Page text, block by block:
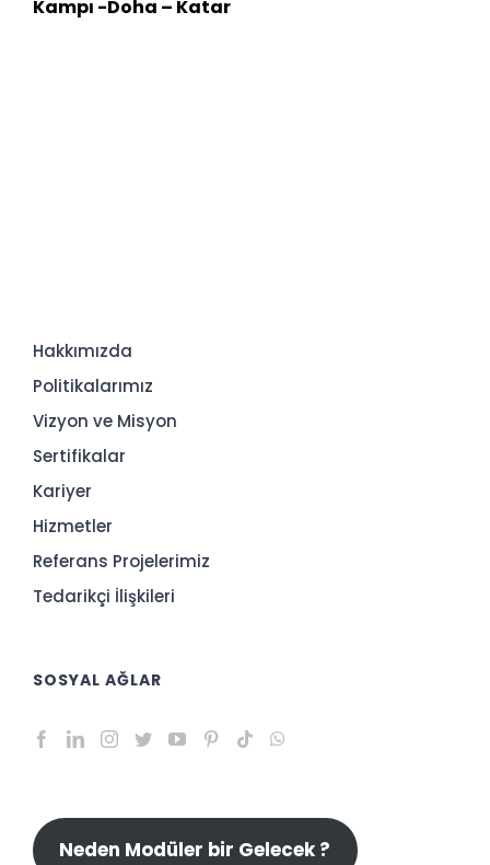
Kampı -Doha – Katar
Hakkımızda
Politikalarımız
Vizyon ve Misyon
Sertifikalar
Kariyer
Hizmetler
Referans Projelerimiz
Tedarikçi İlişkileri
SOSYAL AĞLAR
Neden Modüler bir Gelecek ?